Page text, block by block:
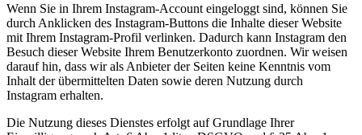
Wenn Sie in Ihrem Instagram-Account eingeloggt sind, können Sie
durch Anklicken des Instagram-Buttons die Inhalte dieser Website
mit Ihrem Instagram-Profil verlinken. Dadurch kann Instagram den
Besuch dieser Website Ihrem Benutzerkonto zuordnen. Wir weisen
darauf hin, dass wir als Anbieter der Seiten keine Kenntnis vom
Inhalt der übermittelten Daten sowie deren Nutzung durch
Instagram erhalten.
Die Nutzung dieses Dienstes erfolgt auf Grundlage Ihrer